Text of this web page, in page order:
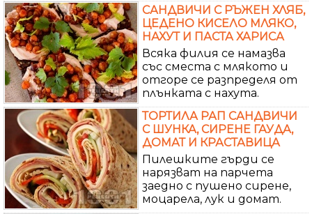
САНДВИЧИ С РЪЖЕН ХЛЯБ,
ЦЕДЕНО КИСЕЛО МЛЯКО,
НАХУТ И ПАСТА ХАРИСА
Всяка филия се намазва
със сместа с млякото и
отгоре се разпределя от
плънката с нахута.
ТОРТИЛА РАП САНДВИЧИ
С ШУНКА, СИРЕНЕ ГАУДА,
ДОМАТ И КРАСТАВИЦА
Пилешките гърди се
нарязват на парчета
заедно с пушено сирене,
моцарела, лук и домат.